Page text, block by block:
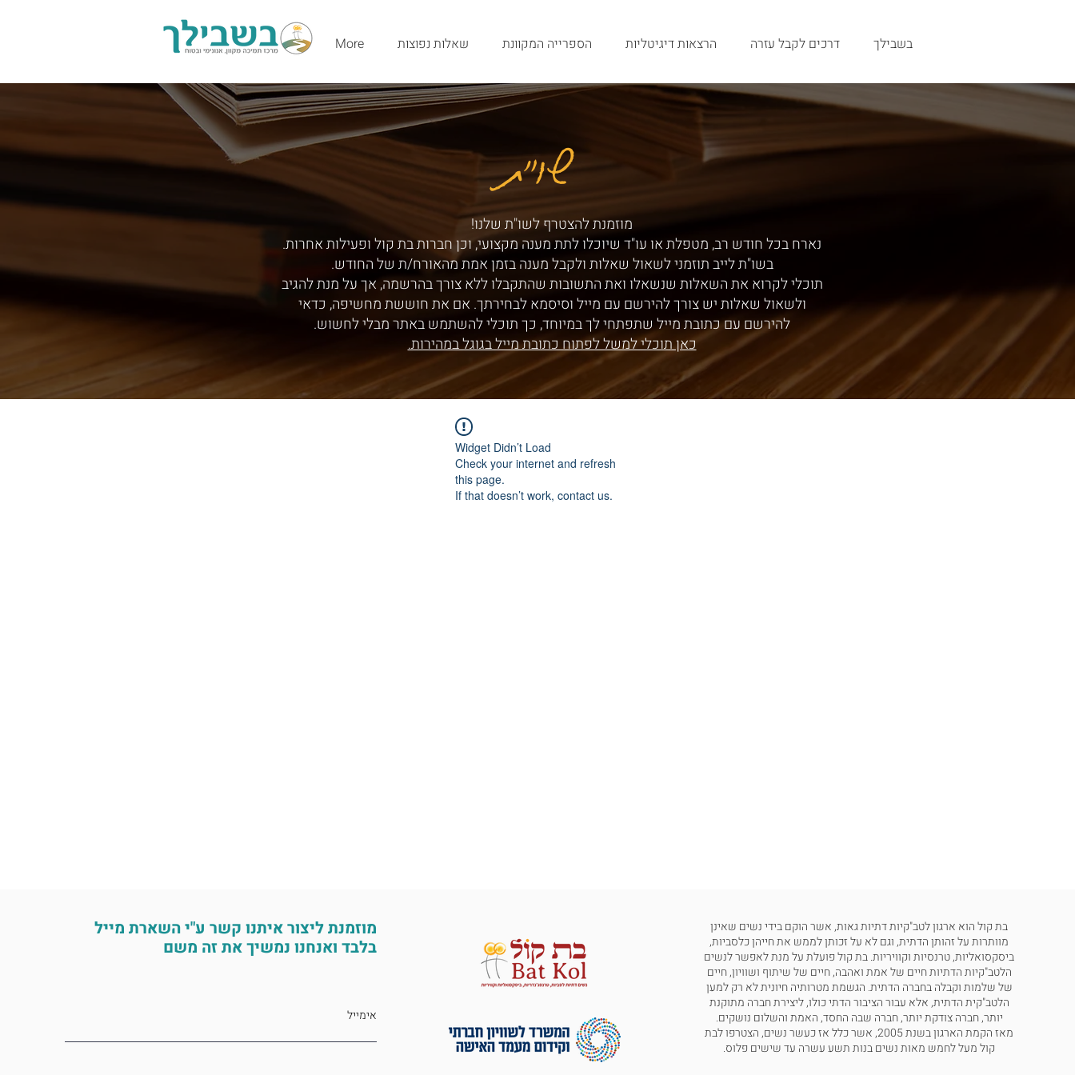
בשבילך דרכים לקבל עזרה הרצאות דיגיטליות הספרייה המקוונת שאלות נפוצות More
שו"ת
שו"ת
מוזמנת להצטרף לשו"ת שלנו!
נארח בכל חודש רב, מטפלת או עו"ד שיוכלו לתת מענה מקצועי, וכן חברות בת קול ופעילות אחרות.
בשו"ת לייב תוזמני לשאול שאלות ולקבל מענה בזמן אמת מהאורח/ת של החודש.
תוכלי לקרוא את השאלות שנשאלו ואת התשובות שהתקבלו ללא צורך בהרשמה, אך על מנת להגיב
ולשאול שאלות יש צורך להירשם עם מייל וסיסמא לבחירתך. אם את חוששת מחשיפה, כדאי
להירשם עם כתובת מייל שתפתחי לך במיוחד, כך תוכלי להשתמש באתר מבלי לחשוש.
כאן תוכלי למשל לפתוח כתובת מייל בגוגל במהירות.
Widget Didn’t Load
Check your internet and refresh
this page.
If that doesn’t work, contact us.
מוזמנת ליצור איתנו קשר ע"י השארת מייל
בלבד ואנחנו נמשיך את זה משם
בת קול הוא ארגון לטב"קיות דתיות גאות, אשר הוקם בידי נשים שאינן
מוותרות על זהותן הדתית, וגם לא על זכותן לממש את חייהן כלסביות,
ביסקסואליות, טרנסיות וקוויריות. בת קול פועלת על מנת לאפשר לנשים
הלטב"קיות הדתיות חיים של אמת ואהבה, חיים של שיתוף ושוויון, חיים
של שלמות וקבלה בחברה הדתית. הגשמת מטרותיה חיונית לא רק למען
הלטב"קית הדתית, אלא עבור הציבור הדתי כולו, ליצירת חברה מתוקנת
יותר, חברה צודקת יותר, חברה שבה החסד, האמת והשלום נושקים.
מאז הקמת הארגון בשנת 2005, אשר כלל אז כעשר נשים, הצטרפו לבת
קול מעל לחמש מאות נשים בנות תשע עשרה עד שישים פלוס.